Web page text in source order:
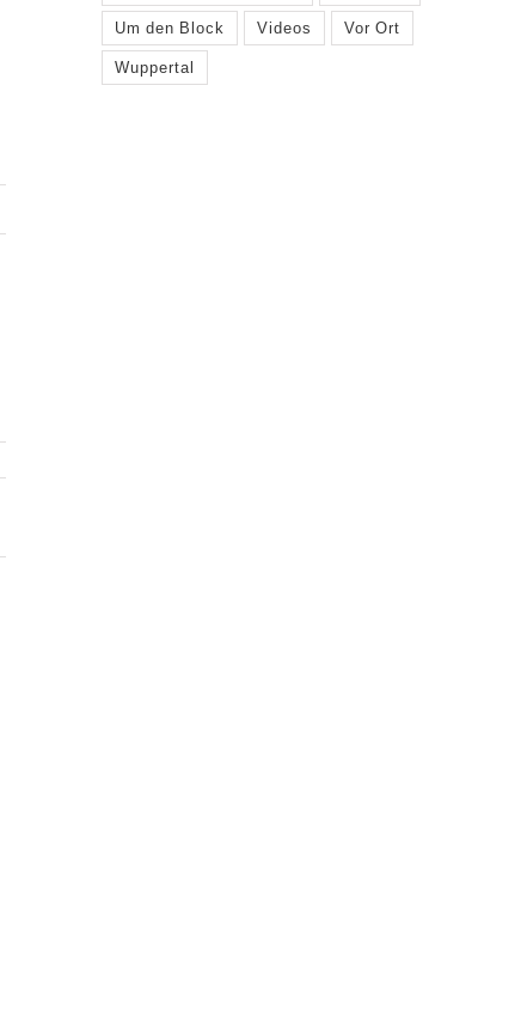
Um den Block
Videos
Vor Ort
Wuppertal